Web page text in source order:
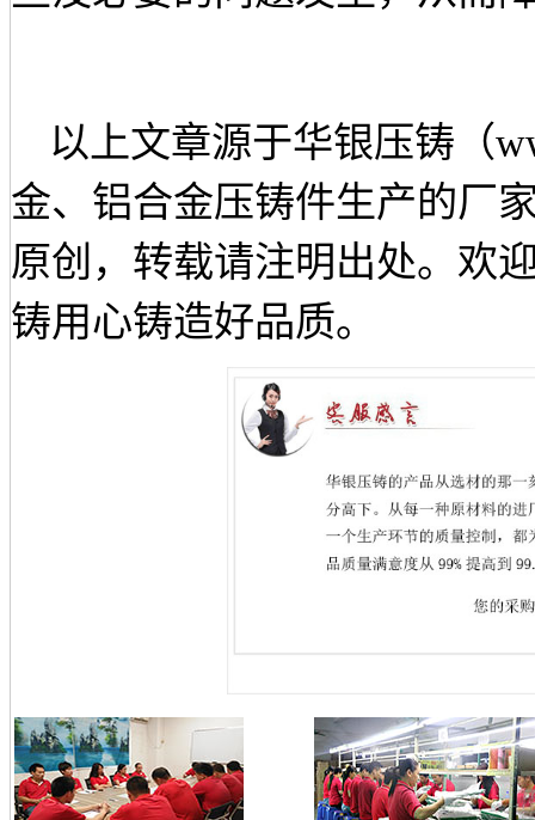
以上文章源于华银压铸（
金、铝合金压铸件生产的厂
原创，转载请注明出处。欢
铸用心铸造好品质。